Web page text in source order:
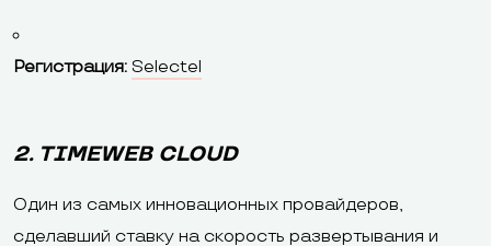
Регистрация: Selectel
2. TIMEWEB CLOUD
Один из самых инновационных провайдеров,
сделавший ставку на скорость развертывания и